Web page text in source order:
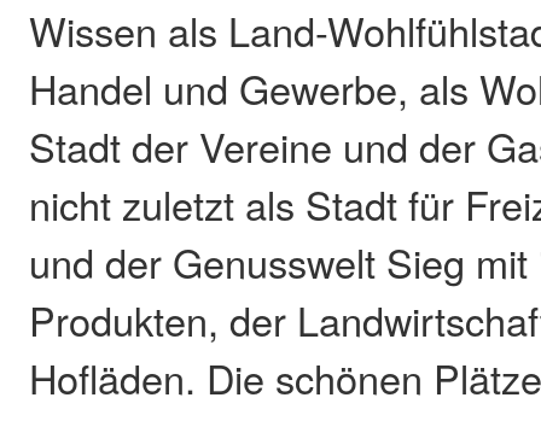
Wissen als Land-
Handel und Gewerbe, als
Stadt der Vereine und der
nicht zuletzt als Stadt für
und der Genusswelt Sieg
Produkten, der
Hofläden. Die schönen